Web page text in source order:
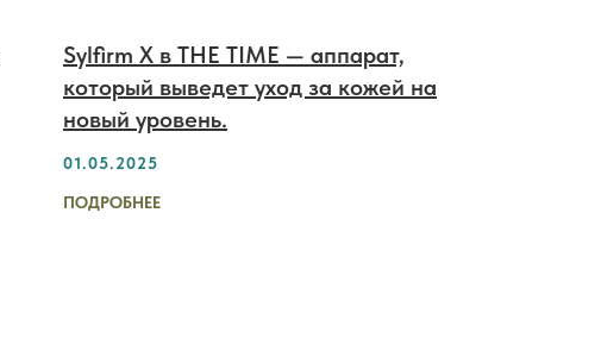
Sylfirm X в THE TIME — аппарат,
который выведет уход за кожей на
новый уровень.
01.05.2025
ПОДРОБНЕЕ